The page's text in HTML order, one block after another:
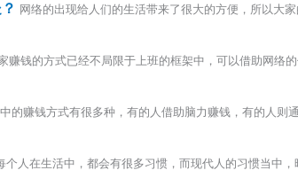
网络的出现给人们的生活带来了很大的方便，所以大
赚钱的方式已经不局限于上班的框架中，可以借助网络
的赚钱方式有很多种，有的人借助脑力赚钱，有的人则
个人在生活中，都会有很多习惯，而现代人的习惯当中